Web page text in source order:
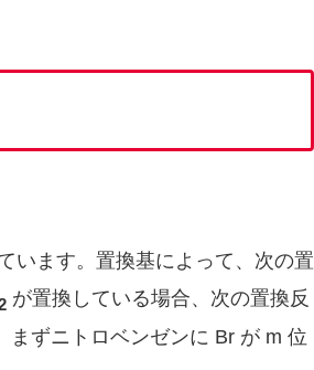
います。 置換基によって、 次の置
が置換している場合、 次の置換反
まずニトロベンゼンに Br が m 位